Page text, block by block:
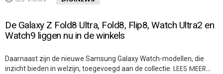
De Galaxy Z Fold8 Ultra, Fold8, Flip8, Watch Ultra2 en
Watch9 liggen nu in de winkels
Daarnaast zijn de nieuwe Samsung Galaxy Watch-modellen, die
inzicht bieden in welzijn, toegevoegd aan de collectie. LEES MEER…